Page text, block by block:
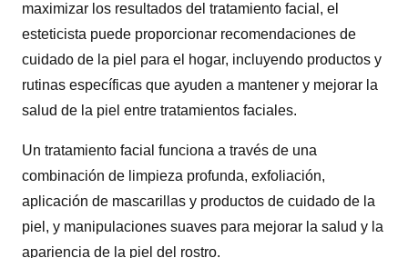
maximizar los resultados del tratamiento facial, el
esteticista puede proporcionar recomendaciones de
cuidado de la piel para el hogar, incluyendo productos y
rutinas específicas que ayuden a mantener y mejorar la
salud de la piel entre tratamientos faciales.
Un tratamiento facial funciona a través de una
combinación de limpieza profunda, exfoliación,
aplicación de mascarillas y productos de cuidado de la
piel, y manipulaciones suaves para mejorar la salud y la
apariencia de la piel del rostro.